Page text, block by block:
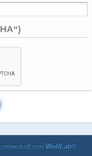
von WoltLab®